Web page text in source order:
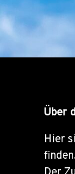
Über
Hier